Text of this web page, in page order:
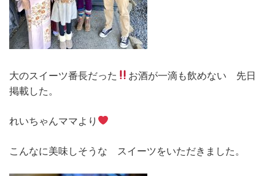
大のスイーツ番長だった
お酒が一滴も飲めない 先日
掲載した。
れいちゃんママより
こんなに美味しそうな スイーツをいただきました。